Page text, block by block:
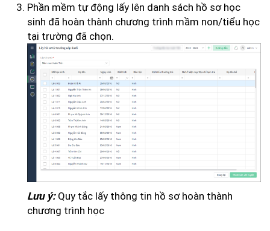
Phần mềm tự động lấy lên danh sách hồ sơ học
sinh đã hoàn thành chương trình mầm non/tiểu học
tại trường đã chọn.
Lưu ý:Quy tắc lấy thông tin hồ sơ hoàn thành
chương trình học